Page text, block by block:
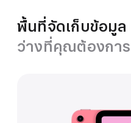
พื้นที่จัดเก็บข้อมูล
ว่างที่คุณต้องการ